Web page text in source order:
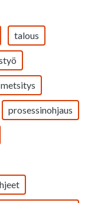
talous
metsitys
prosessinohjaus